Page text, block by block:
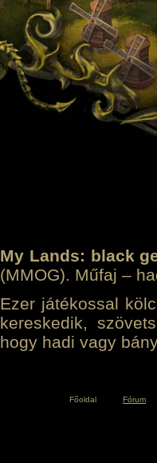
My Lands: black
(MMOG). Műfaj –
Ezer játékossal
kereskedik,
hogy hadi vagy
Főoldal Fórum